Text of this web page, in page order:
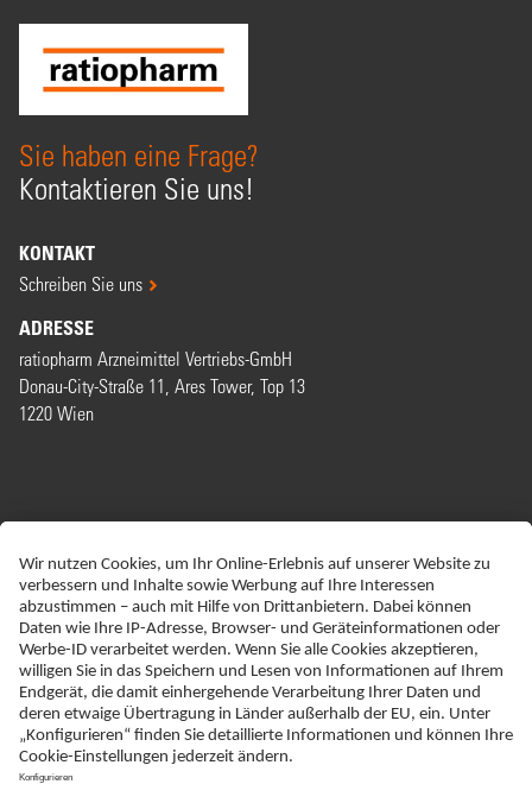
Sie haben eine Frage?
Kontaktieren Sie uns!
KONTAKT
Schreiben Sie uns
ADRESSE
ratiopharm Arzneimittel Vertriebs-GmbH
Donau-City-Straße 11, Ares Tower, Top 13
1220 Wien
ERKLÄRUNG ZUR BARRIEREFREIHEIT
IMPRESSUM
NEBENWIRKUNGSANZEIGEN
DATENSCHUTZ
AGBS